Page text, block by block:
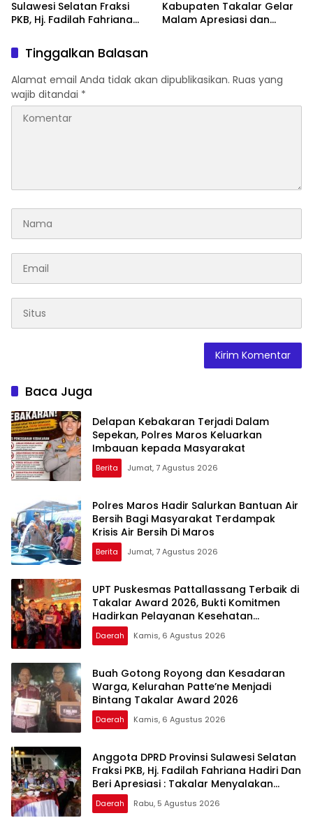
Sulawesi Selatan Fraksi
PKB, Hj. Fadilah Fahriana
Takalar Menyalakan
Lentera Pengabdian
Melalui Malam Apresiasi
dan Inovasi Award 2026
Kabupaten Takalar Gelar
Malam Apresiasi dan
Berprestasi
Tinggalkan Balasan
Alamat email Anda tidak akan dipublikasikan. Ruas yang
wajib ditandai *
Baca Juga
Delapan Kebakaran Terjadi Dalam
Sepekan, Polres Maros Keluarkan
Imbauan kepada Masyarakat
Berita Jumat, 7 Agustus 2026
Polres Maros Hadir Salurkan Bantuan Air
Bersih Bagi Masyarakat Terdampak
Krisis Air Bersih Di Maros
Berita Jumat, 7 Agustus 2026
UPT Puskesmas Pattallassang Terbaik di
Takalar Award 2026, Bukti Komitmen
Hadirkan Pelayanan Kesehatan
Berkualitas
Daerah Kamis, 6 Agustus 2026
Buah Gotong Royong dan Kesadaran
Warga, Kelurahan Patte’ne Menjadi
Bintang Takalar Award 2026
Daerah Kamis, 6 Agustus 2026
Anggota DPRD Provinsi Sulawesi Selatan
Fraksi PKB, Hj. Fadilah Fahriana Hadiri Dan
Beri Apresiasi : Takalar Menyalakan
Lentera Pengabdian Melalui Malam
Apresiasi dan Inovasi Award 2026
Daerah Rabu, 5 Agustus 2026